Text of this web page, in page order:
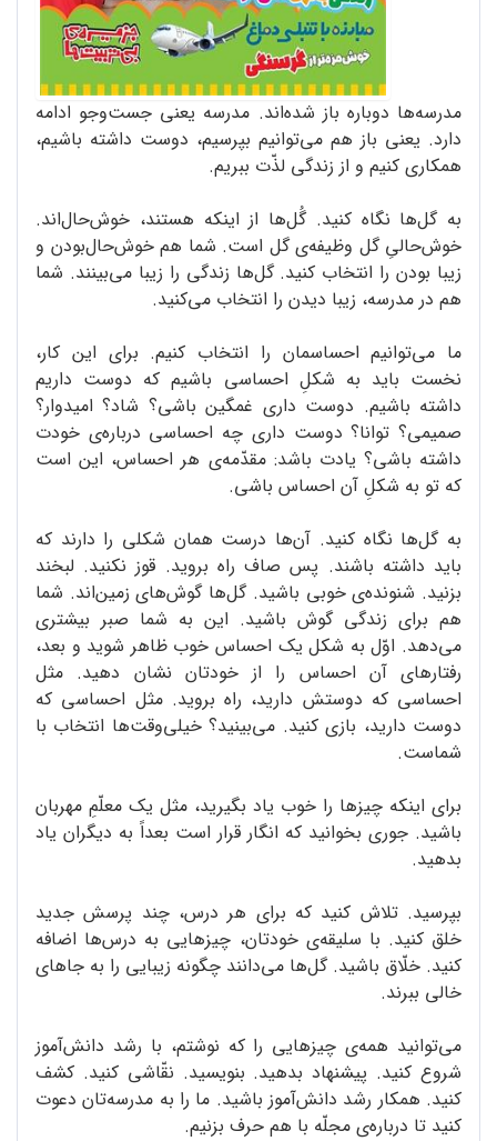
مدرسه‌ها دوباره باز شده‌اند. مدرسه یعنی جست‌وجو ادامه
دارد. یعنی باز هم می‌توانیم بپرسیم، دوست داشته باشیم،
همکاری کنیم و از زندگی لذّت ببریم.
به گل‌ها نگاه کنید. گُل‌ها از اینکه هستند، خوش‌حال‌اند.
خوش‌حالیِ گل وظیفه‌ی گل است. شما هم خوش‌حال‌بودن و
زیبا بودن را انتخاب کنید. گل‌ها زندگی را زیبا می‌بینند. شما
هم در مدرسه، زیبا دیدن را انتخاب می‌کنید.
ما می‌توانیم احساسمان را انتخاب کنیم. برای این کار،
نخست باید به شکلِ احساسی باشیم که دوست داریم
داشته باشیم. دوست داری غمگین باشی؟ شاد؟ امیدوار؟
صمیمی؟ توانا؟ دوست داری چه احساسی درباره‌ی خودت
داشته باشی؟ یادت باشد: مقدّمه‌ی هر احساس، این است
که تو به شکلِ آن احساس باشی.
به گل‌ها نگاه کنید. آن‌ها درست همان شکلی را دارند که
باید داشته باشند. پس صاف راه بروید. قوز نکنید. لبخند
بزنید. شنونده‌ی خوبی باشید. گل‌ها گوش‌های زمین‌اند. شما
هم برای زندگی گوش باشید. این به شما صبر بیشتری
می‌دهد. اوّل به شکل یک احساس خوب ظاهر شوید و بعد،
رفتارهای آن احساس را از خودتان نشان دهید. مثل
احساسی که دوستش دارید، راه بروید. مثل احساسی که
دوست دارید، بازی کنید. می‌بینید؟ خیلی‌وقت‌ها انتخاب با
شماست.
برای اینکه چیزها را خوب یاد بگیرید، مثل یک معلّمِ مهربان
باشید. جوری بخوانید که انگار قرار است بعداً به دیگران یاد
بدهید.
بپرسید. تلاش کنید که برای هر درس، چند پرسش جدید
خلق کنید. با سلیقه‌ی خودتان، چیزهایی به درس‌ها اضافه
کنید. خلّاق باشید. گل‌ها می‌دانند چگونه زیبایی را به جاهای
خالی ببرند.
می‌توانید همه‌ی چیزهایی را که نوشتم، با رشد دانش‌آموز
شروع کنید. پیشنهاد بدهید. بنویسید. نقّاشی کنید. کشف
کنید. همکار رشد دانش‌آموز باشید. ما را به مدرسه‌تان دعوت
کنید تا درباره‌ی مجلّه با هم حرف بزنیم.